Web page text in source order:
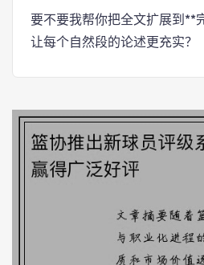
要不要我帮你把全文扩展到**
让每个自然段的论述更充实？